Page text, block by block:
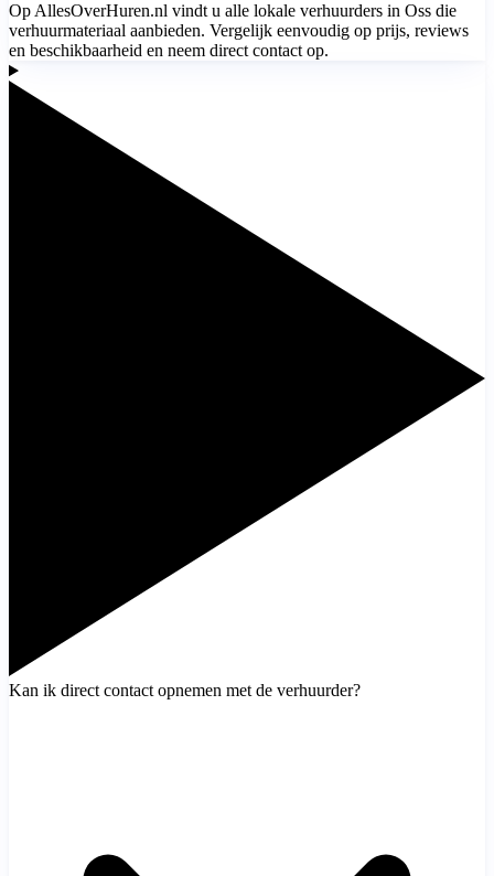
Op AllesOverHuren.nl vindt u alle lokale verhuurders in Oss die
verhuurmateriaal aanbieden. Vergelijk eenvoudig op prijs, reviews
en beschikbaarheid en neem direct contact op.
Kan ik direct contact opnemen met de verhuurder?